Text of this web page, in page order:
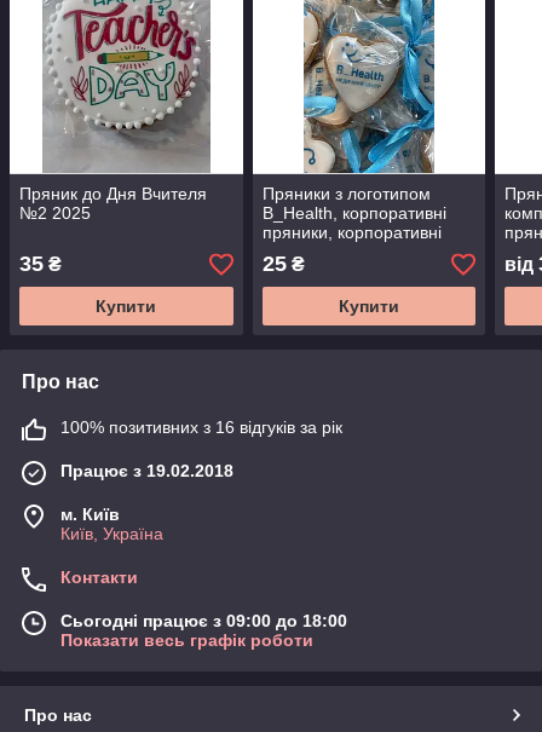
Пряник до Дня Вчителя
№2 2025
35 ₴
Купити
Пряники з логотипом
B_Health, корпоративні
пряники, корпоративні
замовлення
25₴
Купити
від
Про нас
100% позитивних з 16 відгуків за рік
Працює з 19.02.2018
м. Київ
Київ, Україна
Контакти
Сьогодні працює з 09:00 до 18:00
Показати весь графік роботи
Про нас